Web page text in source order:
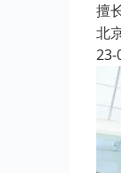
擅
北
23-